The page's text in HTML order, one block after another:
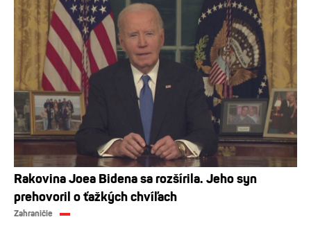
Rakovina Joea Bidena sa rozšírila. Jeho syn
prehovoril o ťažkých chvíľach
Zahraničie